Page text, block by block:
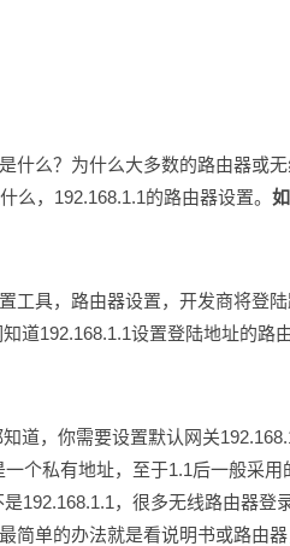
什么？为什么大多数的路由器或
么，192.168.1.1的路由器设置。
工具，路由器设置，开发商将登
道192.168.1.1设置登陆地址的路
道，你需要设置默认网关
个私有地址，至于1.1后一般采
192.168.1.1，很多无线路由器登
简单的办法就是看说明书或路由